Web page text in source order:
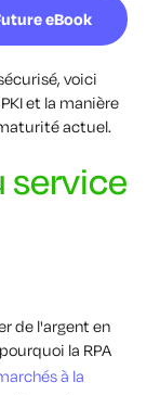
eBook
voici
et la manière
actuel.
service
de l'argent en
la RPA
à la